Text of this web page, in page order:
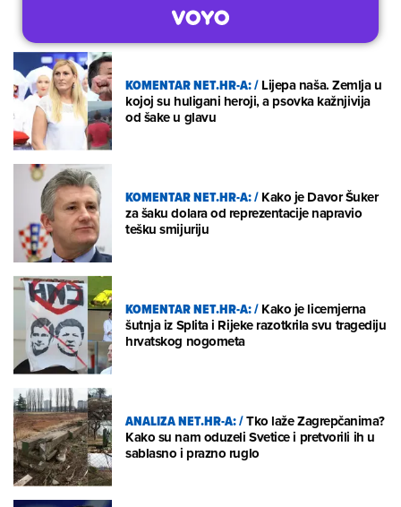
KOMENTAR NET.HR-A:/Lijepa naša. Zemlja u
kojoj su huligani heroji, a psovka kažnjivija
od šake u glavu
KOMENTAR NET.HR-A:/Kako je Davor Šuker
za šaku dolara od reprezentacije napravio
tešku smijuriju
KOMENTAR NET.HR-A:/Kako je licemjerna
šutnja iz Splita i Rijeke razotkrila svu tragediju
hrvatskog nogometa
ANALIZA NET.HR-A:/Tko laže Zagrepčanima?
Kako su nam oduzeli Svetice i pretvorili ih u
sablasno i prazno ruglo